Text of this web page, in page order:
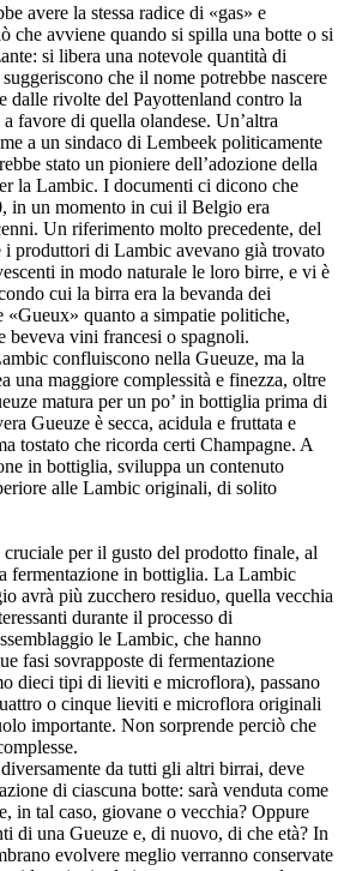
avere la stessa radice di «gas» e
che avviene quando si spilla una botte o si
si libera una notevole quantità di
che il nome potrebbe nascere
dalle rivolte del Payottenland contro la
favore di quella olandese. Un’altra
a un sindaco di Lembeek politicamente
stato un pioniere dell’adozione della
la Lambic. I documenti ci dicono che
in un momento in cui il Belgio era
Un riferimento molto precedente, del
i produttori di Lambic avevano già trovato
in modo naturale le loro birre, e vi è
cui la birra era la bevanda dei
quanto a simpatie politiche,
beveva vini francesi o spagnoli.
confluiscono nella Gueuze, ma la
una maggiore complessità e finezza, oltre
matura per un po’ in bottiglia prima di
Gueuze è secca, acidula e fruttata e
tostato che ricorda certi Champagne. A
in bottiglia, sviluppa un contenuto
alle Lambic originali, di solito
per il gusto del prodotto finale, al
fermentazione in bottiglia. La Lambic
avrà più zucchero residuo, quella vecchia
durante il processo di
le Lambic, che hanno
fasi sovrapposte di fermentazione
dieci tipi di lieviti e microflora), passano
o cinque lieviti e microflora originali
importante. Non sorprende perciò che
da tutti gli altri birrai, deve
di ciascuna botte: sarà venduta come
in tal caso, giovane o vecchia? Oppure
di una Gueuze e, di nuovo, di che età? In
evolvere meglio verranno conservate